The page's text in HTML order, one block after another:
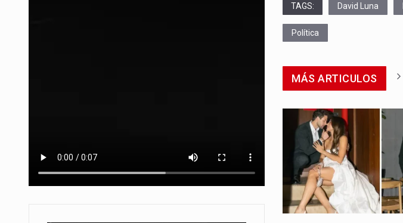
TAGS: David Luna
Política
MÁS ARTICULOS